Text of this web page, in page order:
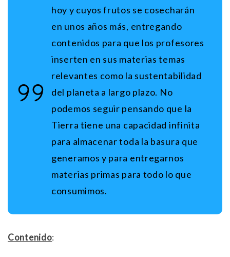
hoy y cuyos frutos se cosecharán
en unos años más, entregando
contenidos para que los profesores
inserten en sus materias temas
relevantes como la sustentabilidad
del planeta a largo plazo. No
podemos seguir pensando que la
Tierra tiene una capacidad infinita
para almacenar toda la basura que
generamos y para entregarnos
materias primas para todo lo que
consumimos.
Contenido: